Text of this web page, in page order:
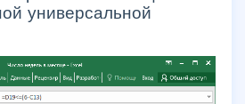
универсальной